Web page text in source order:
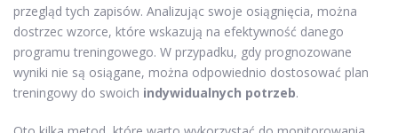
przegląd tych zapisów. Analizując swoje osiągnięcia, można
dostrzec wzorce, które wskazują na efektywność danego
programu treningowego. W przypadku, gdy prognozowane
wyniki nie są osiągane, można odpowiednio dostosować plan
treningowy do swoich indywidualnych potrzeb.